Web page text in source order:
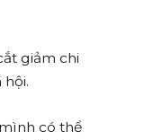
giảm chi
có thể